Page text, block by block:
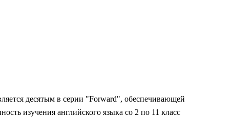
десятым в серии "Forward", обеспечивающей
изучения английского языка со 2 по 11 класс